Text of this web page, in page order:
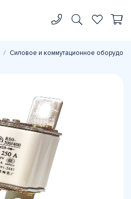
Силовое и коммутационное